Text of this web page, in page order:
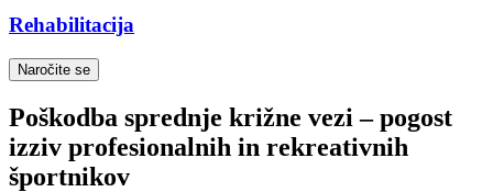
Rehabilitacija
Naročite se
Poškodba sprednje križne vezi – pogost
izziv profesionalnih in rekreativnih
športnikov